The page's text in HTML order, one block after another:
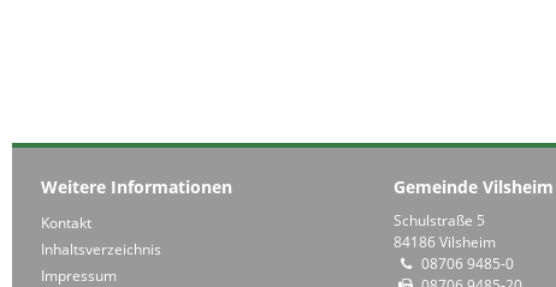
Weitere Informationen
Kontakt
Inhaltsverzeichnis
Impressum
Gemeinde Vilsheim
Schulstraße 5
84186 Vilsheim
08706 9485-0